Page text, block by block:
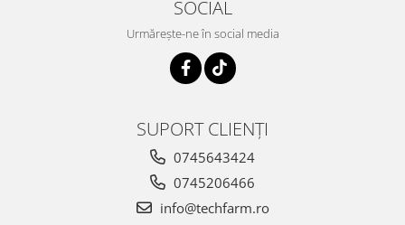
SOCIAL
Urmărește-ne în social media
SUPORT CLIENȚI
0745643424
0745206466
info@techfarm.ro